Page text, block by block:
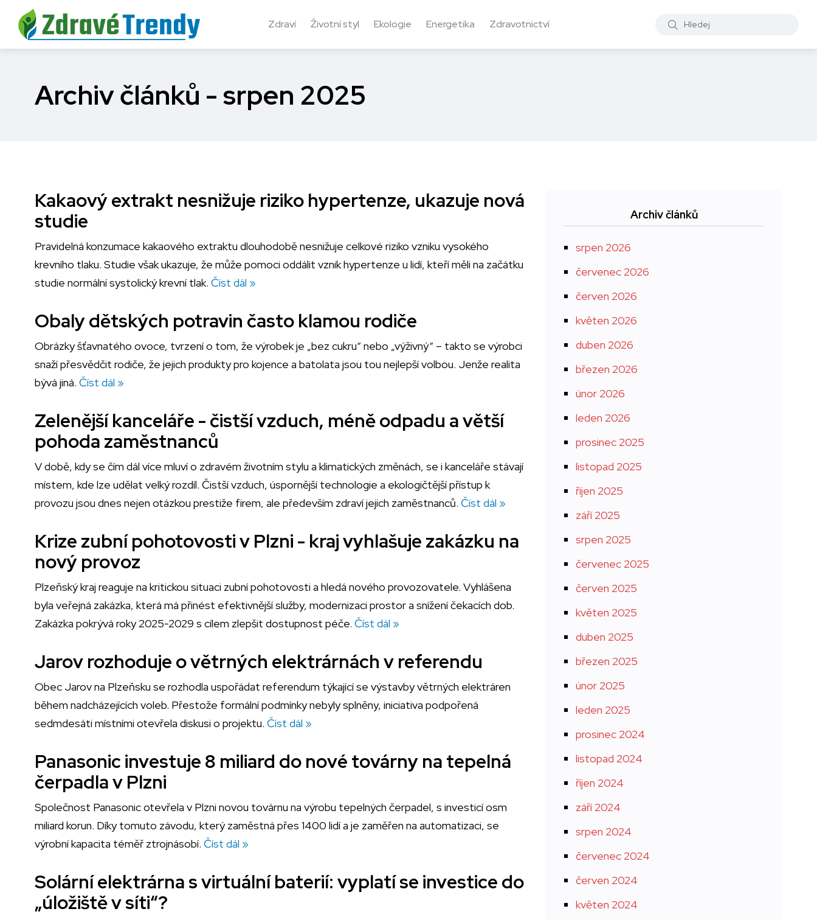
Zdraví Životní styl Ekologie Energetika Zdravotnictví
Archiv článků - srpen 2025
Kakaový extrakt nesnižuje riziko hypertenze, ukazuje nová
studie
Pravidelná konzumace kakaového extraktu dlouhodobě nesnižuje celkové riziko vzniku vysokého
krevního tlaku. Studie však ukazuje, že může pomoci oddálit vznik hypertenze u lidí, kteří měli na začátku
studie normální systolický krevní tlak. Číst dál »
Obaly dětských potravin často klamou rodiče
Obrázky šťavnatého ovoce, tvrzení o tom, že výrobek je „bez cukru“ nebo „výživný“ – takto se výrobci
snaží přesvědčit rodiče, že jejich produkty pro kojence a batolata jsou tou nejlepší volbou. Jenže realita
bývá jiná. Číst dál »
Zelenější kanceláře - čistší vzduch, méně odpadu a větší
pohoda zaměstnanců
V době, kdy se čím dál více mluví o zdravém životním stylu a klimatických změnách, se i kanceláře stávají
místem, kde lze udělat velký rozdíl. Čistší vzduch, úspornější technologie a ekologičtější přístup k
provozu jsou dnes nejen otázkou prestiže firem, ale především zdraví jejich zaměstnanců. Číst dál »
Krize zubní pohotovosti v Plzni - kraj vyhlašuje zakázku na
nový provoz
Plzeňský kraj reaguje na kritickou situaci zubní pohotovosti a hledá nového provozovatele. Vyhlášena
byla veřejná zakázka, která má přinést efektivnější služby, modernizaci prostor a snížení čekacích dob.
Zakázka pokrývá roky 2025-2029 s cílem zlepšit dostupnost péče. Číst dál »
Jarov rozhoduje o větrných elektrárnách v referendu
Obec Jarov na Plzeňsku se rozhodla uspořádat referendum týkající se výstavby větrných elektráren
během nadcházejících voleb. Přestože formální podmínky nebyly splněny, iniciativa podpořená
sedmdesáti místními otevřela diskusi o projektu. Číst dál »
Panasonic investuje 8 miliard do nové továrny na tepelná
čerpadla v Plzni
Společnost Panasonic otevřela v Plzni novou továrnu na výrobu tepelných čerpadel, s investicí osm
miliard korun. Díky tomuto závodu, který zaměstná přes 1400 lidí a je zaměřen na automatizaci, se
výrobní kapacita téměř ztrojnásobí. Číst dál »
Solární elektrárna s virtuální baterií: vyplatí se investice do
„úložiště v síti“?
Archiv článků
srpen 2026
červenec 2026
červen 2026
květen 2026
duben 2026
březen 2026
únor 2026
leden 2026
prosinec 2025
listopad 2025
říjen 2025
září 2025
srpen 2025
červenec 2025
červen 2025
květen 2025
duben 2025
březen 2025
únor 2025
leden 2025
prosinec 2024
listopad 2024
říjen 2024
září 2024
srpen 2024
červenec 2024
červen 2024
květen 2024